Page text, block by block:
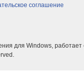
соглашение
для Windows, работает